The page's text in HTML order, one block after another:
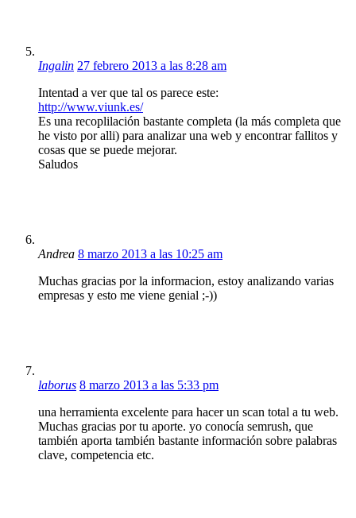
Ingalin 27 febrero 2013 a las 8:28 am
Intentad a ver que tal os parece este:
http://www.viunk.es/
Es una recoplilación bastante completa (la más completa que
he visto por alli) para analizar una web y encontrar fallitos y
cosas que se puede mejorar.
Saludos
Andrea 8 marzo 2013 a las 10:25 am
Muchas gracias por la informacion, estoy analizando varias
empresas y esto me viene genial ;-))
laborus 8 marzo 2013 a las 5:33 pm
una herramienta excelente para hacer un scan total a tu web.
Muchas gracias por tu aporte. yo conocía semrush, que
también aporta también bastante información sobre palabras
clave, competencia etc.